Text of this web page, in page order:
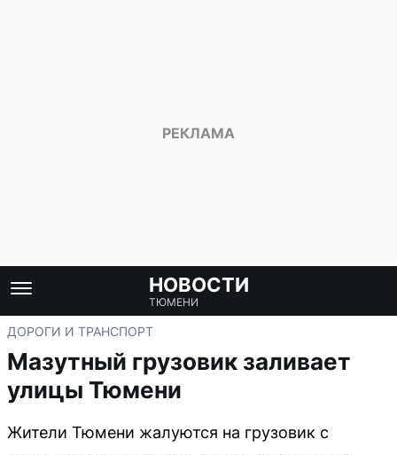
НОВОСТИ
ТЮМЕНИ
ДОРОГИ И ТРАНСПОРТ
Мазутный грузовик заливает
улицы Тюмени
Жители Тюмени жалуются на грузовик с